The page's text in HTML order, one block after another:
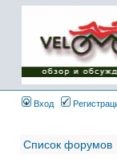
Имя
Пароль:
{
}
Вход
Список форумов